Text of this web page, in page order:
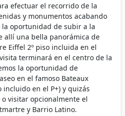
efectuar el recorrido de la
y monumentos acabando
oportunidad de subir a la
allí una bella panorámica de
Eiffel 2º piso incluida en el
terminará en el centro de la
la oportunidad de
en el famoso Bateaux
incluido en el P+) y quizás
visitar opcionalmente el
y Barrio Latino.